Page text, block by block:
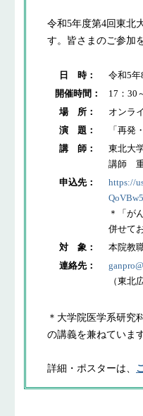
令和5年度第4回東北
す。皆さまのご参加
日 時：
令和5
開催時間：
17：30
場 所：
オンラ
演 題：
「再発
講 師：
東北大
講師
申込先：
https://
＊「が
併せて
対 象：
本院教
連絡先：
（東北
＊大学院医学系研究
の講義を兼ねていま
詳細・ポスターは、